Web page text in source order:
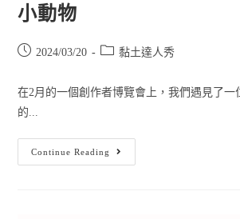
小動物
2024/03/20 黏土達人秀
在2月的一個創作者博覽會上，我們遇見了一
的...
Continue Reading